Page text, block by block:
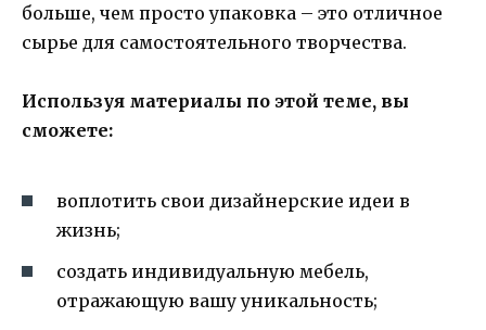
больше, чем просто упаковка – это отличное
сырье для самостоятельного творчества.
Используя материалы по этой теме, вы
сможете:
воплотить свои дизайнерские идеи в
жизнь;
создать индивидуальную мебель,
отражающую вашу уникальность;